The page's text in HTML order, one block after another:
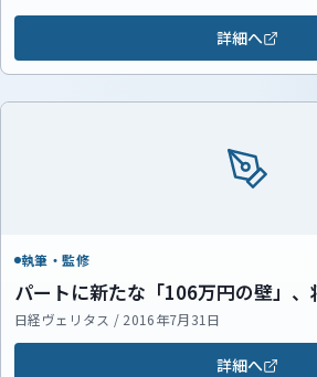
詳細へ
執筆・監修
パートに新たな「106万円の壁」
日経ヴェリタス / 2016年7月31日
詳細へ